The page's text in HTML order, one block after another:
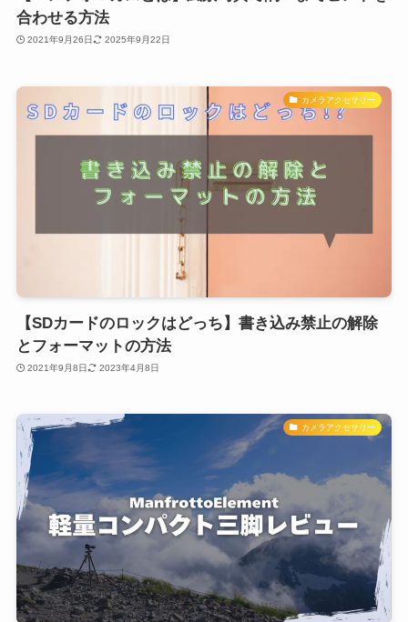
合わせる方法
2021年9月26日 2025年9月22日
カメラアクセサリー
【SDカードのロックはどっち】書き込み禁止の解除
とフォーマットの方法
2021年9月8日 2023年4月8日
カメラアクセサリー